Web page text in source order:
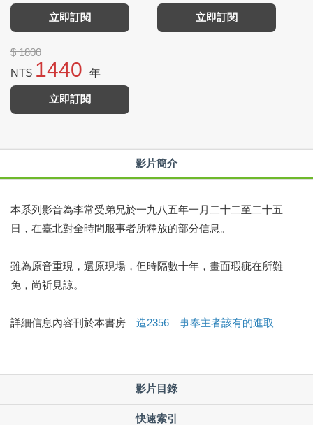
立即訂閱 立即訂閱
$ 1800
NT$ 1440 年
立即訂閱
影片簡介
本系列影音為李常受弟兄於一九八五年一月二十二至二十五
日，在臺北對全時間服事者所釋放的部分信息。
雖為原音重現，還原現場，但時隔數十年，畫面瑕疵在所難
免，尚祈見諒。
詳細信息內容刊於本書房 造2356 事奉主者該有的進取
影片目錄
快速索引